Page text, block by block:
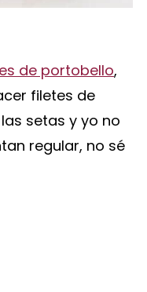
de portobello,
filetes de
setas y yo no
regular, no sé